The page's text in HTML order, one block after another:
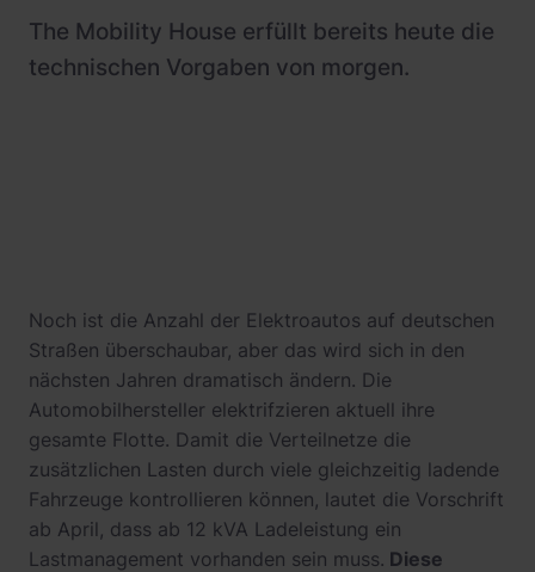
Busflotten
Betrieb und Monitoring
The Mobility House erfüllt bereits heute die
technischen Vorgaben von morgen.
Noch ist die Anzahl der Elektroautos auf deutschen
Straßen überschaubar, aber das wird sich in den
nächsten Jahren dramatisch ändern. Die
Automobilhersteller elektrifzieren aktuell ihre
gesamte Flotte. Damit die Verteilnetze die
zusätzlichen Lasten durch viele gleichzeitig ladende
Fahrzeuge kontrollieren können, lautet die Vorschrift
ab April, dass ab 12 kVA Ladeleistung ein
Lastmanagement vorhanden sein muss. Diese